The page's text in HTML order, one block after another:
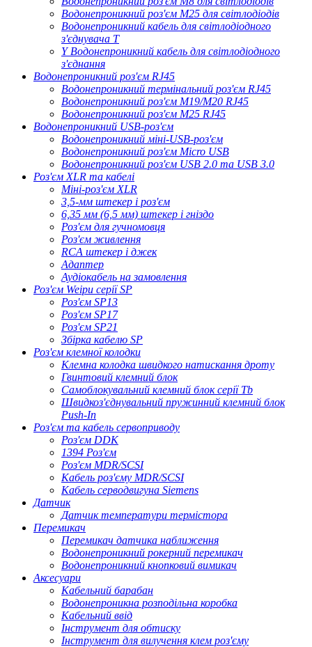
Водонепроникний роз'єм M25 для світлодіодів
Водонепроникний кабель для світлодіодного
з'єднувача T
Y Водонепроникний кабель для світлодіодного
з'єднання
Водонепроникний роз'єм RJ45
Водонепроникний термінальний роз'єм RJ45
Водонепроникний роз'єм M19/M20 RJ45
Водонепроникний роз'єм M25 RJ45
Водонепроникний USB-роз'єм
Водонепроникний міні-USB-роз'єм
Водонепроникний роз'єм Micro USB
Водонепроникний роз'єм USB 2.0 та USB 3.0
Роз'єм XLR та кабелі
Міні-роз'єм XLR
3,5-мм штекер і роз'єм
6,35 мм (6,5 мм) штекер і гніздо
Роз'єм для гучномовця
Роз'єм живлення
RCA штекер і джек
Адаптер
Аудіокабель на замовлення
Роз'єм Weipu серії SP
Роз'єм SP13
Роз'єм SP17
Роз'єм SP21
Збірка кабелю SP
Роз'єм клемної колодки
Клемна колодка швидкого натискання дроту
Гвинтовий клемний блок
Самоблокувальний клемний блок серії Tb
Швидкоз'єднувальний пружинний клемний блок
Push-In
Роз'єм та кабель сервоприводу
Роз'єм DDK
1394 Роз'єм
Роз'єм MDR/SCSI
Кабель роз'єму MDR/SCSI
Кабель серводвигуна Siemens
Датчик
Датчик температури термістора
Перемикач
Перемикач датчика наближення
Водонепроникний рокерний перемикач
Водонепроникний кнопковий вимикач
Аксесуари
Кабельний барабан
Водонепроникна розподільна коробка
Кабельний ввід
Інструмент для обтиску
Інструмент для вилучення клем роз'єму